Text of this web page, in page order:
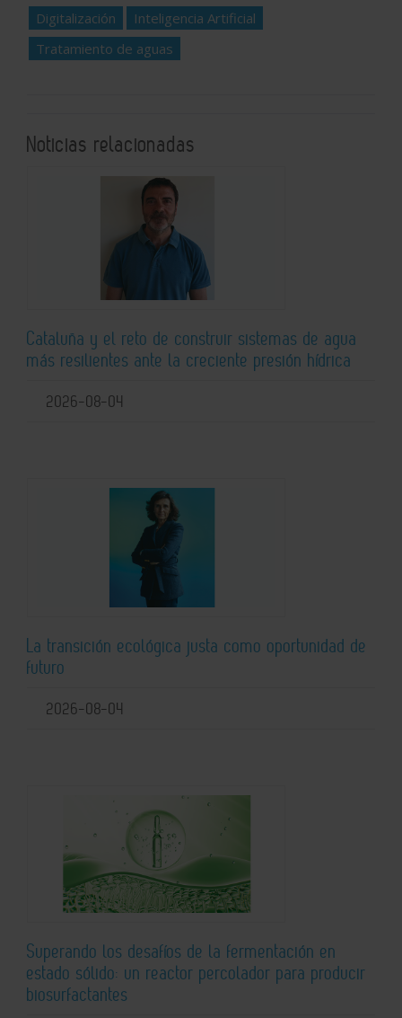
Digitalización
Inteligencia Artificial
Tratamiento de aguas
Noticias relacionadas
Cataluña y el reto de construir sistemas de agua
más resilientes ante la creciente presión hídrica
2026-08-04
La transición ecológica justa como oportunidad de
futuro
2026-08-04
Superando los desafíos de la fermentación en
estado sólido: un reactor percolador para producir
biosurfactantes